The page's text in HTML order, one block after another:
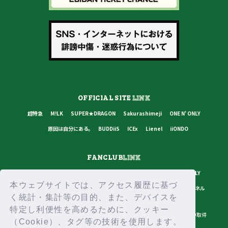
本ウェブサイトでは、アクセス履歴に基づ
く統計・集計等の目的、また、デバイスを
特定し利便性を高めるために、クッキー
（Cookie）、タグ等の技術を使用します。
OFFICIAL SITELINK
超特急 M!LK SUPER★DRAGON Sakurashimeji
ONE N' ONLY
原因は自分にある。
BUDDiiS ICEx Lienel iiONDO
FANCLUBLINK
ONE N' ONLY
原因は自分にある。
BUDDiiS ICEx Lienel スターダストチャンネル
プライバシーポリシー ご利用規約 推奨環境 ヘルプ・お問い合わせ
ID取得